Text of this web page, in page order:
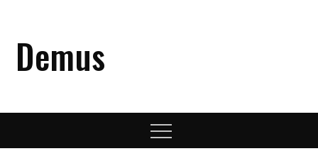
contentDemus
Menu